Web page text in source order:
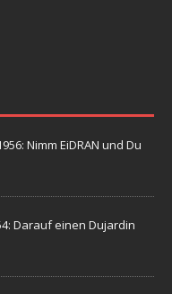
Nimm EiDRAN und Du
Darauf einen Dujardin